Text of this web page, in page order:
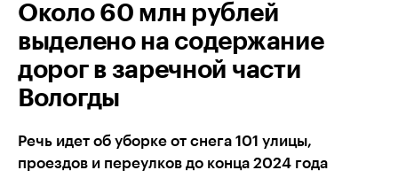
Около 60 млн рублей
выделено на содержание
дорог в заречной части
Вологды
Речь идет об уборке от снега 101 улицы,
проездов и переулков до конца 2024 года